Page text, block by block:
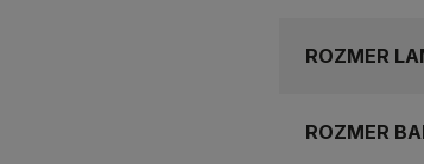
ROZMER
ROZMER